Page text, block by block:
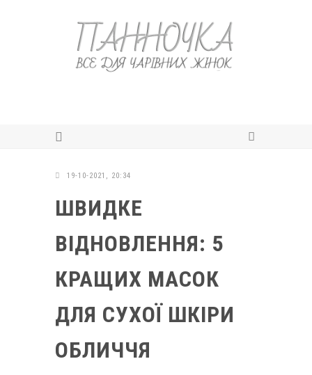
19-10-2021, 20:34
ШВИДКЕ
ВІДНОВЛЕННЯ: 5
КРАЩИХ МАСОК
ДЛЯ СУХОЇ ШКІРИ
ОБЛИЧЧЯ